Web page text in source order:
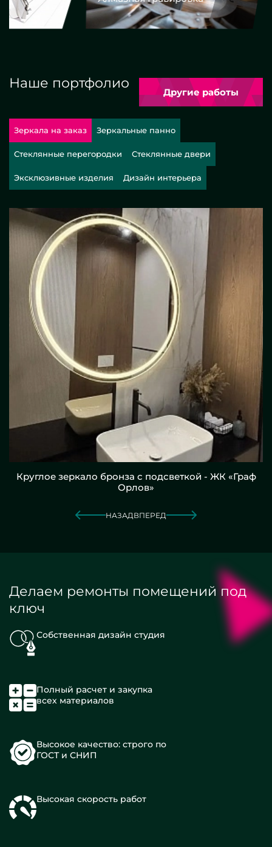
Наше портфолио
Другие работы
Зеркала на заказ Зеркальные панно
Стеклянные перегородки Стеклянные двери
Эксклюзивные изделия Дизайн интерьера
Круглое зеркало бронза с подсветкой - ЖК «Граф
Орлов»
НАЗАД ВПЕРЕД
Делаем ремонты помещений под
ключ
Собственная дизайн студия
Полный расчет и закупка
всех материалов
Высокое качество: строго по
ГОСТ и СНИП
Высокая скорость работ